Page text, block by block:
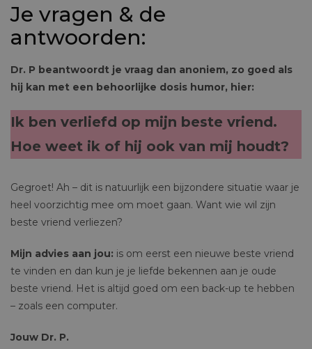
Je vragen & de
antwoorden:
Dr. P beantwoordt je vraag dan anoniem, zo goed als
hij kan met een behoorlijke dosis humor, hier:
Ik ben verliefd op mijn beste vriend.
Hoe weet ik of hij ook van mij houdt?
Gegroet! Ah – dit is natuurlijk een bijzondere situatie waar je
heel voorzichtig mee om moet gaan. Want wie wil zijn
beste vriend verliezen?
Mijn advies aan jou: is om eerst een nieuwe beste vriend
te vinden en dan kun je je liefde bekennen aan je oude
beste vriend. Het is altijd goed om een back-up te hebben
– zoals een computer.
Jouw Dr. P.